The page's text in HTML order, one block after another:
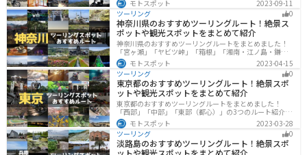
し、四季折々の景色を楽しめるスポットが多数ありま
す。バイクで四国にツーリングに行く際は参考にしてく
ださい。
モトスポット
2023-09-11
ツーリング
0
神奈川県のおすすめツーリングルート！絶景ス
ポットや観光スポットをまとめて紹介
神奈川県のおすすめツーリングルートをまとめました！
「宮ヶ瀬」「ヤビツ峠」「箱根」「湘南・江ノ島・鎌
倉」「三浦」「みなとみらい」の6つのルート紹介しま
す。自然豊かなスポット、歴史ある観光名所、都市部で
楽しめるツーリングスポットまで多数あります。バイク
で神奈川県にツーリングに行く際は参考にしてくださ
い。
モトスポット
2023-04-15
ツーリング
0
東京都のおすすめツーリングルート！絶景スポ
ットや観光スポットをまとめて紹介
東京都のおすすめツーリングルートをまとめました！
「西部」「中部」「東部（都心）」の3つのルート紹介し
ます。西に行けば奥多摩の自然、東に行けば都心スポッ
トと、自然も街も楽しめるスポットが多数あります。バ
イクで東京都にツーリングに行く際は参考にしてくださ
い。
モトスポット
2023-03-28
ツーリング
0
淡路島のおすすめツーリングルート！絶景スポ